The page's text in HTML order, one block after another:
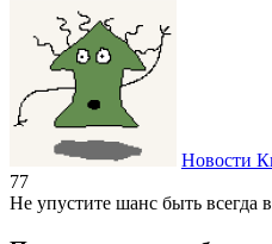
Новости
77
Не упустите шанс быть всегда